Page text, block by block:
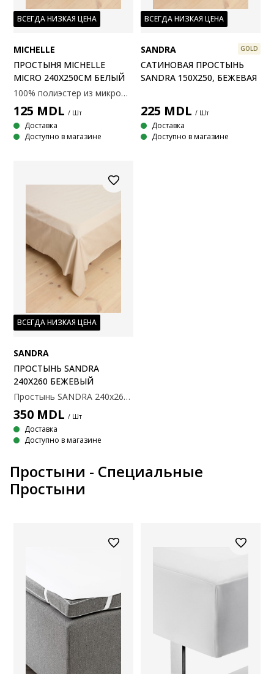
ВСЕГДА НИЗКАЯ ЦЕНА
MICHELLE
ПРОСТЫНЯ MICHELLE
MICRO 240X250СМ БЕЛЫЙ
100% полиэстер из микрофибры. Не требует глажения. 240x250 см
125 MDL / Шт
Доставка
Доступно в магазине
ВСЕГДА НИЗКАЯ ЦЕНА
SANDRA GOLD
САТИНОВАЯ ПРОСТЫНЬ
SANDRA 150X250, БЕЖЕВАЯ
225 MDL / Шт
Доставка
Доступно в магазине
ВСЕГДА НИЗКАЯ ЦЕНА
SANDRA
ПРОСТЫНЬ SANDRA
240X260 БЕЖЕВЫЙ
Простынь SANDRA 240x260 бежевый
350 MDL / Шт
Доставка
Доступно в магазине
Простыни - Специальные
Простыни